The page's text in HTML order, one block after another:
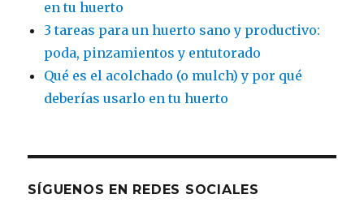
en tu huerto
3 tareas para un huerto sano y productivo:
poda, pinzamientos y entutorado
Qué es el acolchado (o mulch) y por qué
deberías usarlo en tu huerto
SÍGUENOS EN REDES SOCIALES